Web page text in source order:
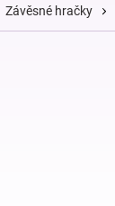
Závěsné hračky